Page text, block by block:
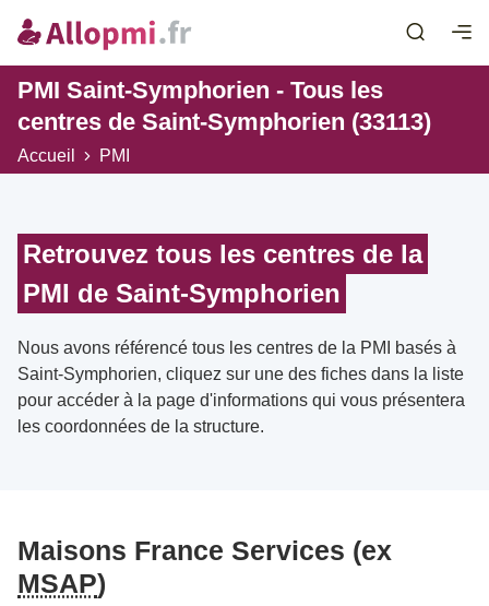
PMI Saint-Symphorien - Tous les
centres de Saint-Symphorien (33113)
Accueil PMI
Retrouvez tous les centres de la
PMI de Saint-Symphorien
Nous avons référencé tous les centres de la PMI basés à
Saint-Symphorien, cliquez sur une des fiches dans la liste
pour accéder à la page d'informations qui vous présentera
les coordonnées de la structure.
Maisons France Services (ex
MSAP)